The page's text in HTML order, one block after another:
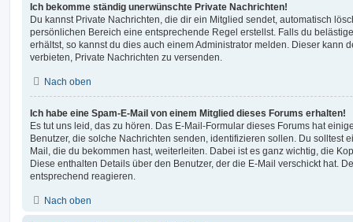
Ich bekomme ständig unerwünschte Private Nachrichten!
Du kannst Private Nachrichten, die dir ein Mitglied sendet, automatisch
persönlichen Bereich eine entsprechende Regel erstellst. Falls du
erhältst, so kannst du dies auch einem Administrator melden. Dieser kann
verbieten, Private Nachrichten zu versenden.
Nach oben
Ich habe eine Spam-E-Mail von einem Mitglied dieses Forums erhalten!
Es tut uns leid, das zu hören. Das E-Mail-Formular dieses Forums hat
Benutzer, die solche Nachrichten senden, identifizieren sollen. Du solltest
Mail, die du bekommen hast, weiterleiten. Dabei ist es ganz wichtig, die
Diese enthalten Details über den Benutzer, der die E-Mail verschickt hat.
entsprechend reagieren.
Nach oben